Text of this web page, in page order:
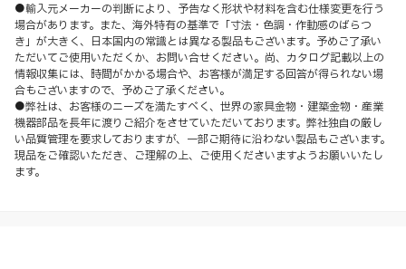
●輸入元メーカーの判断により、予告なく形状や材料を含む仕様変更を行う
場合があります。また、海外特有の基準で「寸法・色調・作動感のばらつ
き」が大きく、日本国内の常識とは異なる製品もございます。予めご了承い
ただいてご使用いただくか、お問い合せください。尚、カタログ記載以上の
情報収集には、時間がかかる場合や、お客様が満足する回答が得られない場
合もございますので、予めご了承ください。
●弊社は、お客様のニーズを満たすべく、世界の家具金物・建築金物・産業
機器部品を長年に渡りご紹介をさせていただいております。弊社独自の厳し
い品質管理を要求しておりますが、一部ご期待に沿わない製品もございます。
現品をご確認いただき、ご理解の上、ご使用くださいますようお願いいたし
ます。